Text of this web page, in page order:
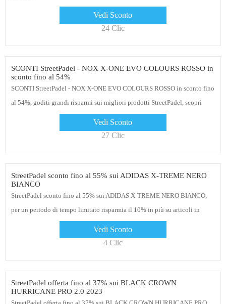
Vedi Sconto
24 Clic
SCONTI StreetPadel - NOX X-ONE EVO COLOURS ROSSO in
sconto fino al 54%
SCONTI StreetPadel - NOX X-ONE EVO COLOURS ROSSO in sconto fino
al 54%, goditi grandi risparmi sui migliori prodotti StreetPadel, scopri
Vedi Sconto
27 Clic
StreetPadel sconto fino al 55% sui ADIDAS X-TREME NERO
BIANCO
StreetPadel sconto fino al 55% sui ADIDAS X-TREME NERO BIANCO,
per un periodo di tempo limitato risparmia il 10% in più su articoli in
Vedi Sconto
4 Clic
StreetPadel offerta fino al 37% sui BLACK CROWN
HURRICANE PRO 2.0 2023